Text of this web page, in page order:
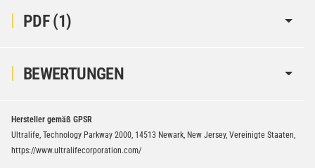
PDF (1)
BEWERTUNGEN
Hersteller gemäß GPSR
Ultralife, Technology Parkway 2000, 14513 Newark, New Jersey, Vereinigte Staaten,
https://www.ultralifecorporation.com/